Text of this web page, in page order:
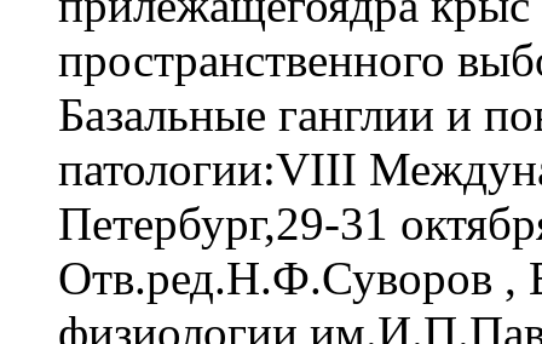
пространственного
Базальные ганглии и
патологии:VIII
Петербург,29-31
Отв.ред.Н.Ф.Суворов
физиологии